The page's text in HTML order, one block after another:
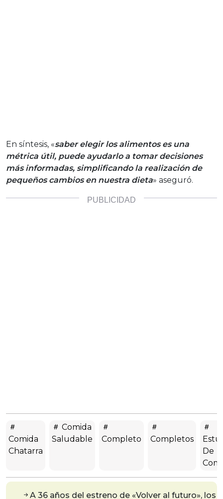
En síntesis, «saber elegir los alimentos es una
métrica útil, puede ayudarlo a tomar decisiones
más informadas, simplificando la realización de
pequeños cambios en nuestra dieta» aseguró.
Comida
Chatarra
Comida
Saludable
Completo Completos
De
A 36 años del estreno de «Volver al futuro», los